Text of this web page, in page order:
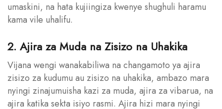
umaskini, na hata kujiingiza kwenye shughuli haramu
kama vile uhalifu.
2. Ajira za Muda na Zisizo na Uhakika
Vijana wengi wanakabiliwa na changamoto ya ajira
zisizo za kudumu au zisizo na uhakika, ambazo mara
nyingi zinajumuisha kazi za muda, ajira za vibarua, na
ajira katika sekta isiyo rasmi. Ajira hizi mara nyingi